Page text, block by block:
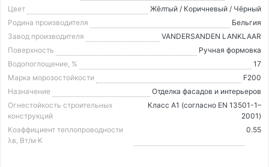
Цвет
Жёлтый / Коричневый / Чёрный
Родина производителя
Бельгия
Завод производителя
VANDERSANDEN LANKLAAR
Поверхность
Ручная формовка
Водопоглощение, %
17
Марка морозостойкости
F200
Назначение
Отделка фасадов и интерьеров
Огнестойкость строительных
конструкций
Класс А1 (согласно EN 13501-1–
2001)
Коэффициент теплопроводности
λв, Вт/м·K
0.55